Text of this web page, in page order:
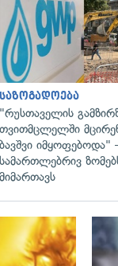
გადახედვა
საზოგადოება
"რუსთაველის
თვითმცლელში
ბავშვი
სამართლებრივ
მიმართავს